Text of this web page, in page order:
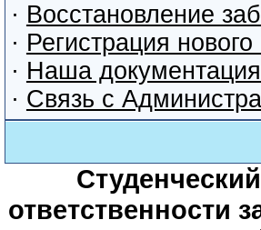
· Восстановление
· Регистрация
· Наша
· Связь с
ответственности